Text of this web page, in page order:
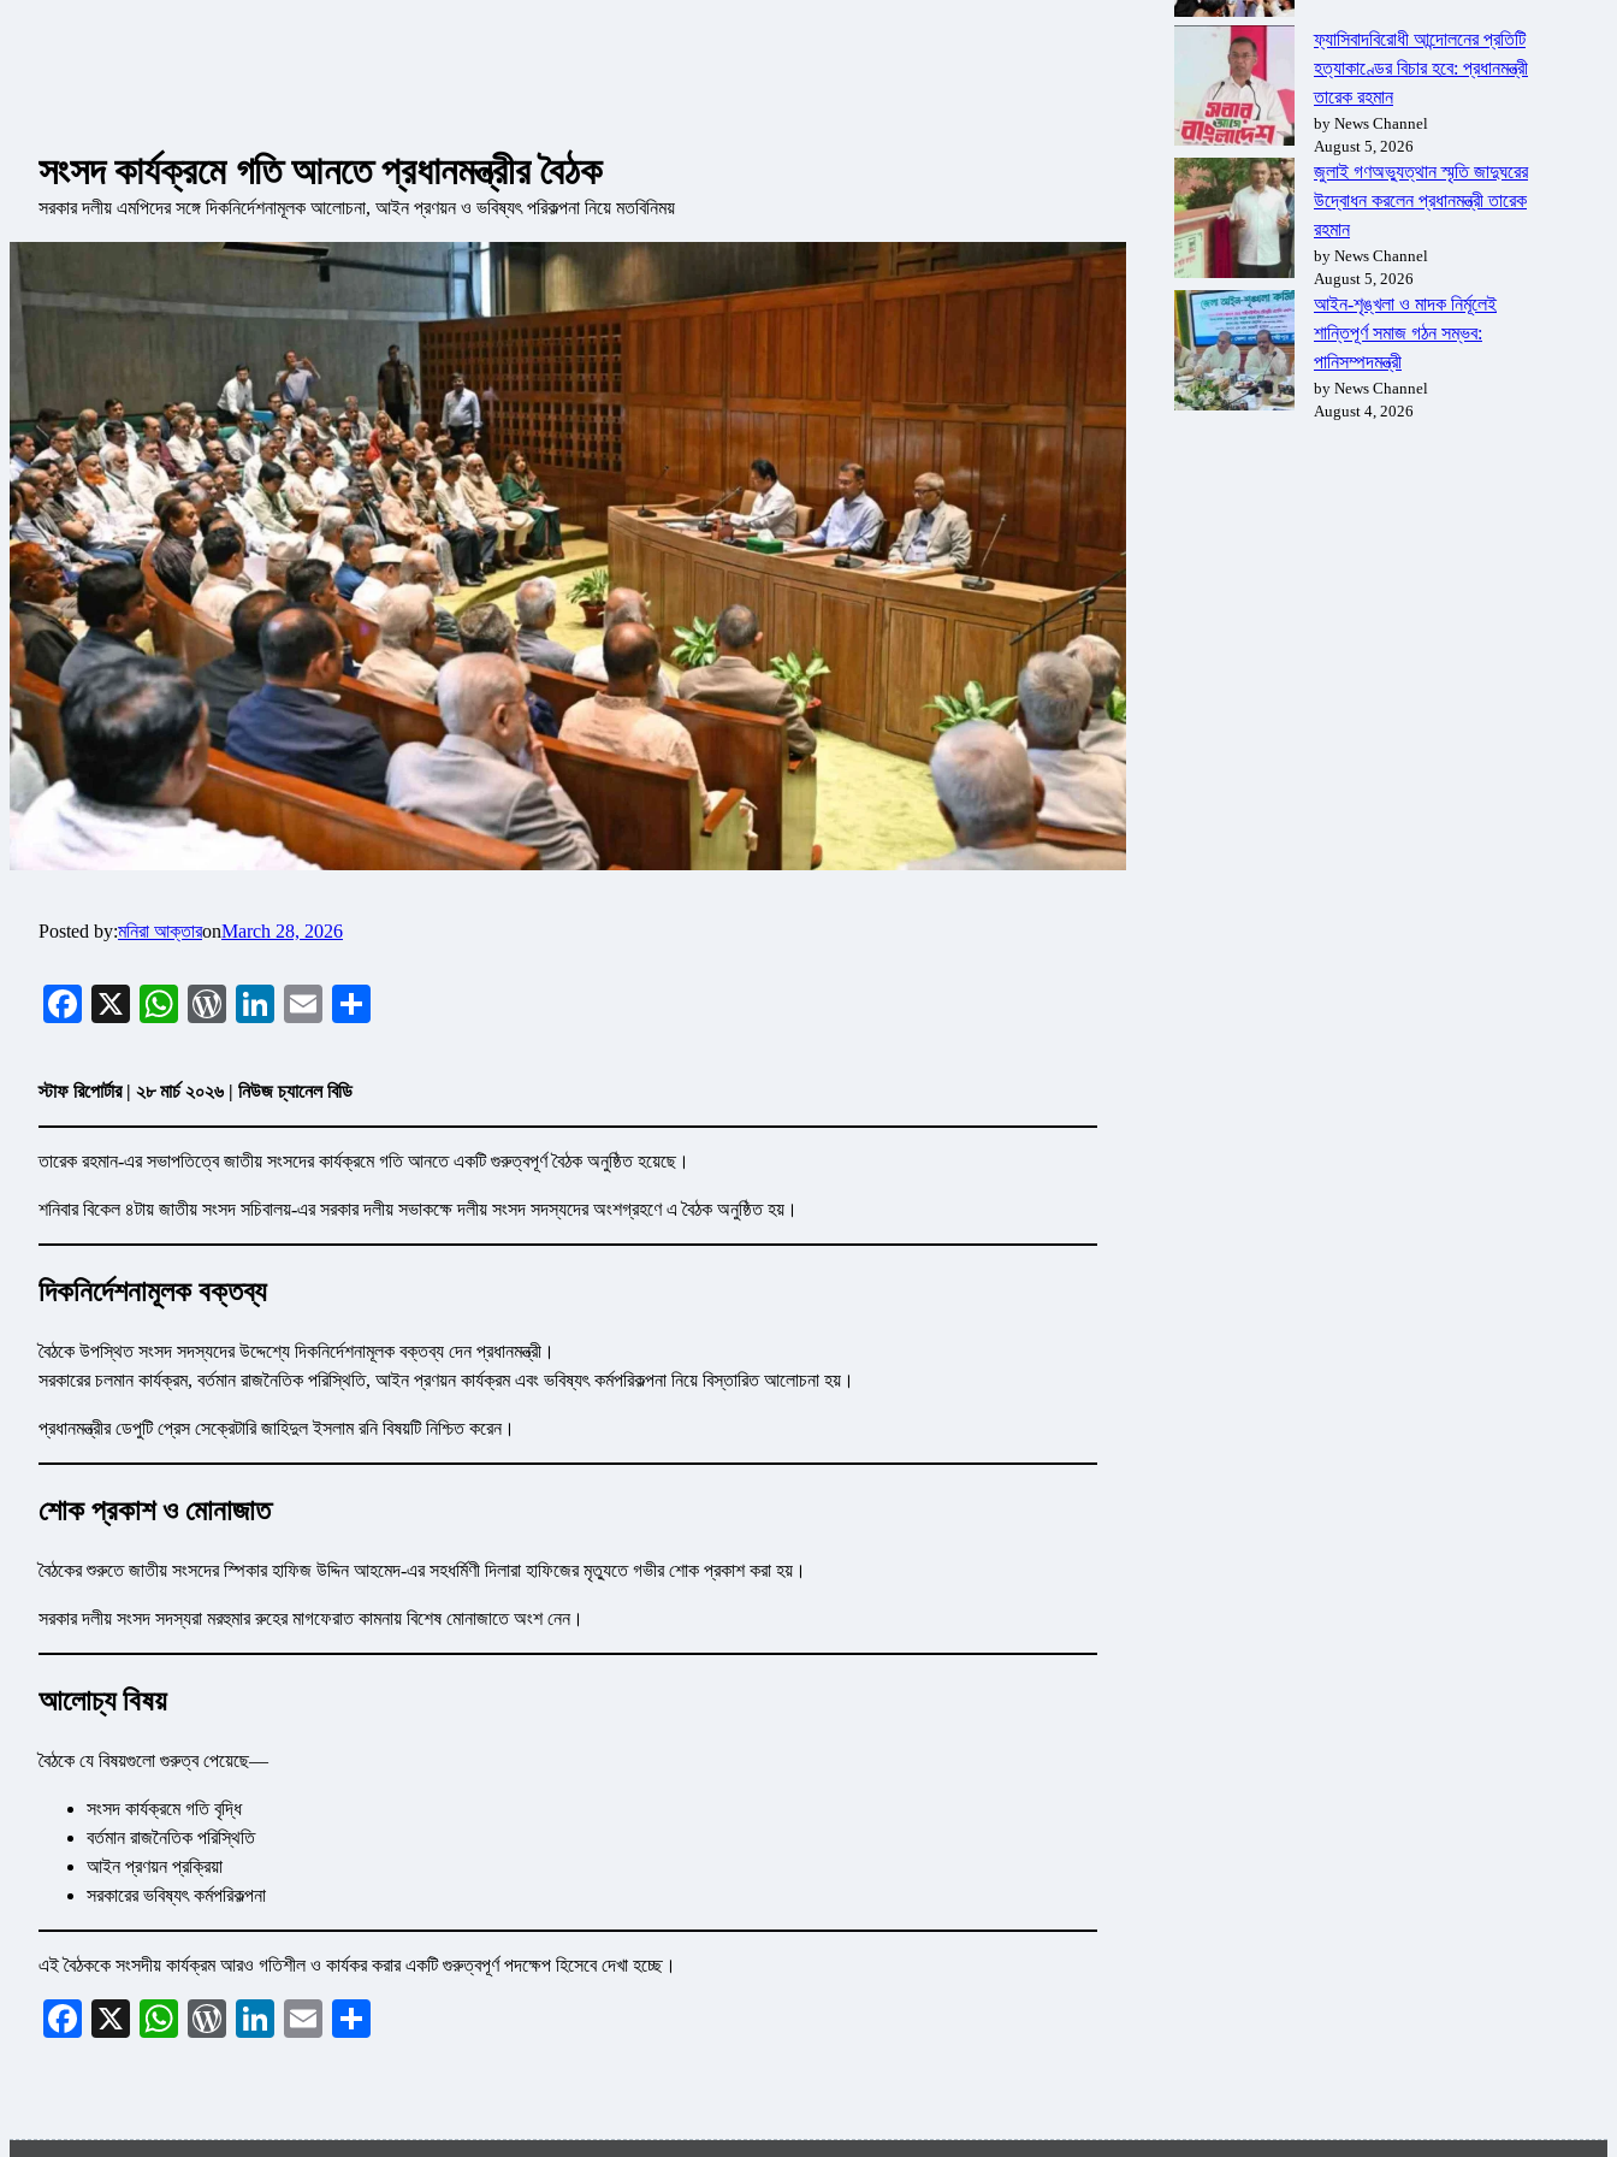
সংসদ কার্যক্রমে গতি আনতে প্রধানমন্ত্রীর বৈঠক
সরকার দলীয় এমপিদের সঙ্গে দিকনির্দেশনামূলক আলোচনা, আইন প্রণয়ন ও ভবিষ্যৎ পরিকল্পনা নিয়ে মতবিনিময়
Posted by:মনিরা আক্তারonMarch 28, 2026
Facebook
X WhatsApp
WordPress
LinkedIn
Email
স্টাফ রিপোর্টার | ২৮ মার্চ ২০২৬ | নিউজ চ্যানেল বিডি
তারেক রহমান-এর সভাপতিত্বে জাতীয় সংসদের কার্যক্রমে গতি আনতে একটি গুরুত্বপূর্ণ বৈঠক অনুষ্ঠিত হয়েছে।
শনিবার বিকেল ৪টায় জাতীয় সংসদ সচিবালয়-এর সরকার দলীয় সভাকক্ষে দলীয় সংসদ সদস্যদের অংশগ্রহণে এ বৈঠক অনুষ্ঠিত হয়।
দিকনির্দেশনামূলক বক্তব্য
বৈঠকে উপস্থিত সংসদ সদস্যদের উদ্দেশ্যে দিকনির্দেশনামূলক বক্তব্য দেন প্রধানমন্ত্রী।
সরকারের চলমান কার্যক্রম, বর্তমান রাজনৈতিক পরিস্থিতি, আইন প্রণয়ন কার্যক্রম এবং ভবিষ্যৎ কর্মপরিকল্পনা নিয়ে বিস্তারিত আলোচনা হয়।
প্রধানমন্ত্রীর ডেপুটি প্রেস সেক্রেটারি জাহিদুল ইসলাম রনি বিষয়টি নিশ্চিত করেন।
শোক প্রকাশ ও মোনাজাত
বৈঠকের শুরুতে জাতীয় সংসদের স্পিকার হাফিজ উদ্দিন আহমেদ-এর সহধর্মিণী দিলারা হাফিজের মৃত্যুতে গভীর শোক প্রকাশ করা হয়।
সরকার দলীয় সংসদ সদস্যরা মরহুমার রুহের মাগফেরাত কামনায় বিশেষ মোনাজাতে অংশ নেন।
আলোচ্য বিষয়
বৈঠকে যে বিষয়গুলো গুরুত্ব পেয়েছে—
সংসদ কার্যক্রমে গতি বৃদ্ধি
বর্তমান রাজনৈতিক পরিস্থিতি
আইন প্রণয়ন প্রক্রিয়া
সরকারের ভবিষ্যৎ কর্মপরিকল্পনা
এই বৈঠককে সংসদীয় কার্যক্রম আরও গতিশীল ও কার্যকর করার একটি গুরুত্বপূর্ণ পদক্ষেপ হিসেবে দেখা হচ্ছে।
Facebook
X WhatsApp
WordPress
LinkedIn
Email
ফ্যাসিবাদবিরোধী আন্দোলনের প্রতিটি
হত্যাকাণ্ডের বিচার হবে: প্রধানমন্ত্রী
তারেক রহমান
by News Channel
August 5, 2026
জুলাই গণঅভ্যুত্থান স্মৃতি জাদুঘরের
উদ্বোধন করলেন প্রধানমন্ত্রী তারেক
রহমান
by News Channel
August 5, 2026
আইন-শৃঙ্খলা ও মাদক নির্মূলেই
শান্তিপূর্ণ সমাজ গঠন সম্ভব:
পানিসম্পদমন্ত্রী
by News Channel
August 4, 2026